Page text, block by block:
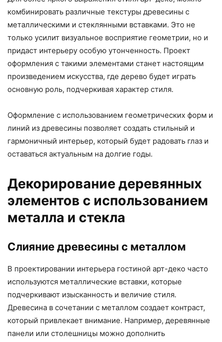
комбинировать различные текстуры древесины с
металлическими и стеклянными вставками. Это не
только усилит визуальное восприятие геометрии, но и
придаст интерьеру особую утонченность. Проект
оформления с такими элементами станет настоящим
произведением искусства, где дерево будет играть
основную роль, подчеркивая характер стиля.
Оформление с использованием геометрических форм и
линий из древесины позволяет создать стильный и
гармоничный интерьер, который будет радовать глаз и
оставаться актуальным на долгие годы.
Декорирование деревянных
элементов с использованием
металла и стекла
Слияние древесины с металлом
В проектировании интерьера гостиной арт-деко часто
используются металлические вставки, которые
подчеркивают изысканность и величие стиля.
Древесина в сочетании с металлом создает контраст,
который привлекает внимание. Например, деревянные
панели или столешницы можно дополнить